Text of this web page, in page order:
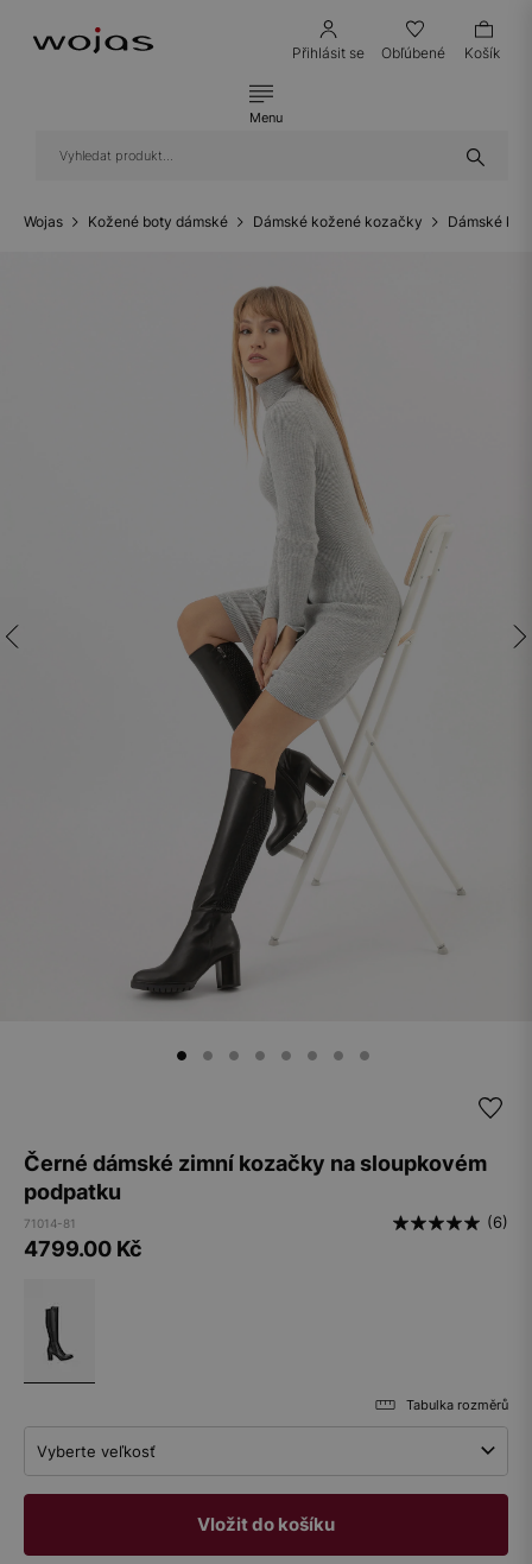
Přihlásit se Obľúbené Košík
Menu
Wojas Kožené boty dámské Dámské kožené kozačky Dámské
Černé dámské zimní kozačky na sloupkovém
podpatku
71014-81 (6)
4799.00 Kč
Tabulka rozměrů
Vyberte veľkosť
Vložit do košíku